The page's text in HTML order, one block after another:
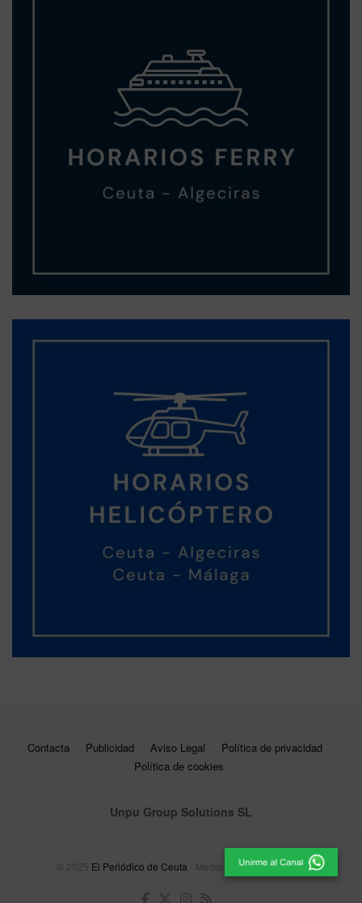
Contacta Publicidad Aviso Legal
Política de privacidad
Política de cookies
Unpu Group Solutions SL
© 2025 El Periódico de Ceuta - Medio de Comunicación